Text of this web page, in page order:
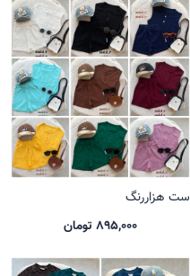
ست هزاررنگ
895,000 تومان